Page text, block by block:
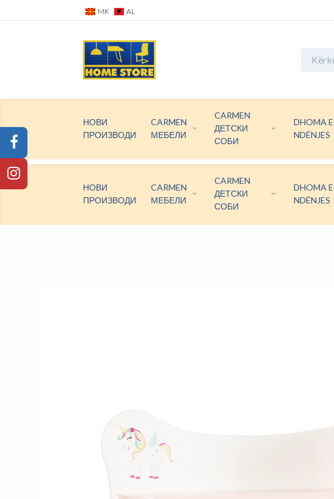
MK AL
НОВИ
ПРОИЗВОДИ
CARMEN
МЕБЕЛИ
CARMEN
ДЕТСКИ
СОБИ
DHOMA E
NDËNJES
НОВИ
ПРОИЗВОДИ
CARMEN
МЕБЕЛИ
CARMEN
ДЕТСКИ
СОБИ
DHOMA E
NDËNJES